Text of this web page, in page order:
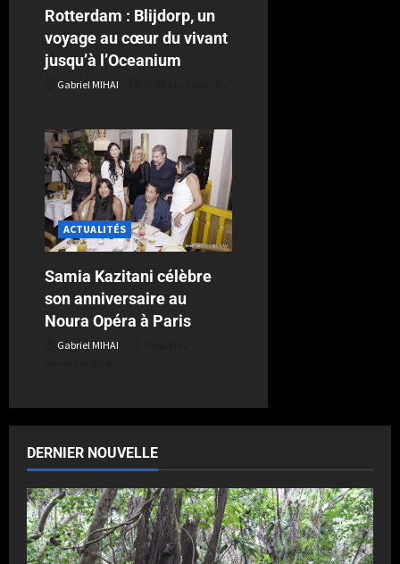
Rotterdam : Blijdorp, un
voyage au cœur du vivant
jusqu’à l’Oceanium
Gabriel MIHAI
ACTUALITÉS
Samia Kazitani célèbre
son anniversaire au
Noura Opéra à Paris
Gabriel MIHAI
DERNIER NOUVELLE